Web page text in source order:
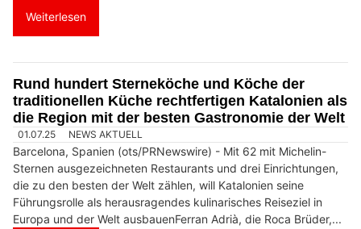
Weiterlesen
Rund hundert Sterneköche und Köche der
traditionellen Küche rechtfertigen Katalonien als
die Region mit der besten Gastronomie der Welt
01.07.25 NEWS AKTUELL
Barcelona, Spanien (ots/PRNewswire) - Mit 62 mit Michelin-
Sternen ausgezeichneten Restaurants und drei Einrichtungen,
die zu den besten der Welt zählen, will Katalonien seine
Führungsrolle als herausragendes kulinarisches Reiseziel in
Europa und der Welt ausbauenFerran Adrià, die Roca Brüder,...